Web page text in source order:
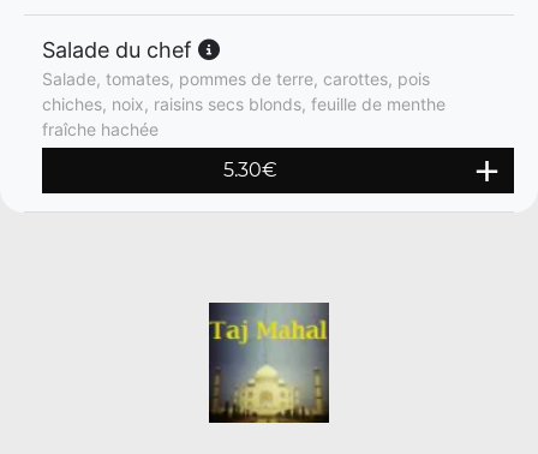
Salade du chef
Salade, tomates, pommes de terre, carottes, pois
chiches, noix, raisins secs blonds, feuille de menthe
fraîche hachée
5.30€